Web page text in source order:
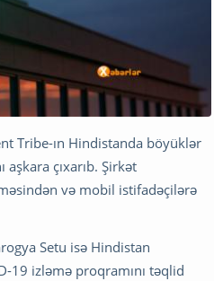
Tribe-ın Hindistanda böyüklər
çıxarıb. Şirkət
və mobil istifadəçilərə
Setu isə Hindistan
19 izləmə proqramını təqlid